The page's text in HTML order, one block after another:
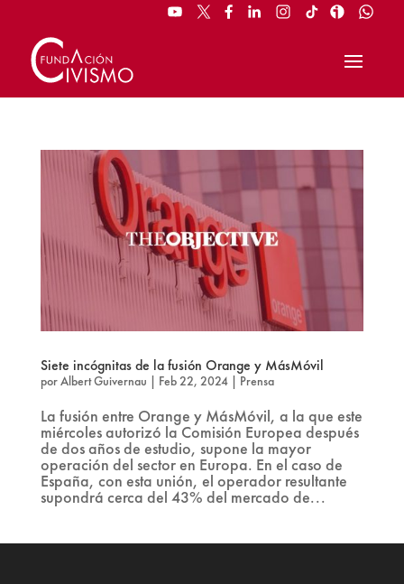
Siete incógnitas de la fusión Orange y MásMóvil
porAlbert Guivernau Feb 22, 2024| Prensa
La fusión entre Orange y MásMóvil, a la que este
miércoles autorizó la Comisión Europea después
de dos años de estudio, supone la mayor
operación del sector en Europa. En el caso de
España, con esta unión, el operador resultante
supondrá cerca del 43% del mercado de...